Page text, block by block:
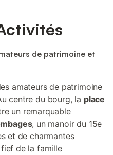
de patrimoine et
amateurs de patrimoine
centre du bourg, la place
un remarquable
, un manoir du 15e
et de charmantes
de la famille